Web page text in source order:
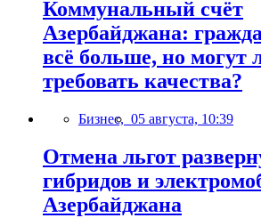
Коммунальный счёт
Азербайджана:
всё больше, но могут
требовать качества?
Бизнес, 05 августа, 10:39
Отмена льгот
гибридов и
Азербайджана